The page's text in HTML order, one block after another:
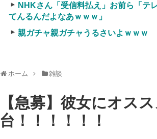
NHKさん「受信料払え」お前ら「テ
てんるんだよなあｗｗｗ」
親ガチャ親ガチャうるさいよｗｗｗ
ホーム 雑談
【急募】彼女にオス
台！！！！！！